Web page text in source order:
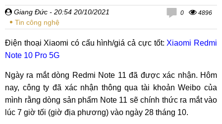
Giang Đức - 20:54 20/10/2021
Tin công nghệ
0 4896
Điện thoại Xiaomi có cấu hình/giá cả cực tốt: Xiaomi Redmi
Note 10 Pro 5G
Ngày ra mắt dòng Redmi Note 11 đã được xác nhận. Hôm
nay, công ty đã xác nhận thông qua tài khoản Weibo của
mình rằng dòng sản phẩm Note 11 sẽ chính thức ra mắt vào
lúc 7 giờ tối (giờ địa phương) vào ngày 28 tháng 10.